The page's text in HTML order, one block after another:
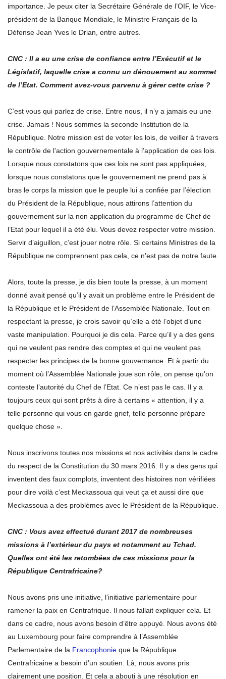
importance. Je peux citer la Secrétaire Générale de l’OIF, le Vice-
président de la Banque Mondiale, le Ministre Français de la
Défense Jean Yves le Drian, entre autres.
CNC : Il a eu une crise de confiance entre l’Exécutif et le
Législatif, laquelle crise a connu un dénouement au sommet
de l’Etat. Comment avez-vous parvenu à gérer cette crise ?
C’est vous qui parlez de crise. Entre nous, il n’y a jamais eu une
crise. Jamais ! Nous sommes la seconde Institution de la
République. Notre mission est de voter les lois, de veiller à travers
le contrôle de l’action gouvernementale à l’application de ces lois.
Lorsque nous constatons que ces lois ne sont pas appliquées,
lorsque nous constatons que le gouvernement ne prend pas à
bras le corps la mission que le peuple lui a confiée par l’élection
du Président de la République, nous attirons l’attention du
gouvernement sur la non application du programme de Chef de
l’Etat pour lequel il a été élu. Vous devez respecter votre mission.
Servir d’aiguillon, c’est jouer notre rôle. Si certains Ministres de la
République ne comprennent pas cela, ce n’est pas de notre faute.
Alors, toute la presse, je dis bien toute la presse, à un moment
donné avait pensé qu’il y avait un problème entre le Président de
la République et le Président de l’Assemblée Nationale. Tout en
respectant la presse, je crois savoir qu’elle a été l’objet d’une
vaste manipulation. Pourquoi je dis cela. Parce qu’il y a des gens
qui ne veulent pas rendre des comptes et qui ne veulent pas
respecter les principes de la bonne gouvernance. Et à partir du
moment où l’Assemblée Nationale joue son rôle, on pense qu’on
conteste l’autorité du Chef de l’Etat. Ce n’est pas le cas. Il y a
toujours ceux qui sont prêts à dire à certains « attention, il y a
telle personne qui vous en garde grief, telle personne prépare
quelque chose ».
Nous inscrivons toutes nos missions et nos activités dans le cadre
du respect de la Constitution du 30 mars 2016. Il y a des gens qui
inventent des faux complots, inventent des histoires non vérifiées
pour dire voilà c’est Meckassoua qui veut ça et aussi dire que
Meckassoua a des problèmes avec le Président de la République.
CNC : Vous avez effectué durant 2017 de nombreuses
missions à l’extérieur du pays et notamment au Tchad.
Quelles ont été les retombées de ces missions pour la
République Centrafricaine?
Nous avons pris une initiative, l’initiative parlementaire pour
ramener la paix en Centrafrique. Il nous fallait expliquer cela. Et
dans ce cadre, nous avons besoin d’être appuyé. Nous avons été
au Luxembourg pour faire comprendre à l’Assemblée
Parlementaire de la Francophonie que la République
Centrafricaine a besoin d’un soutien. Là, nous avons pris
clairement une position. Et cela a abouti à une résolution en